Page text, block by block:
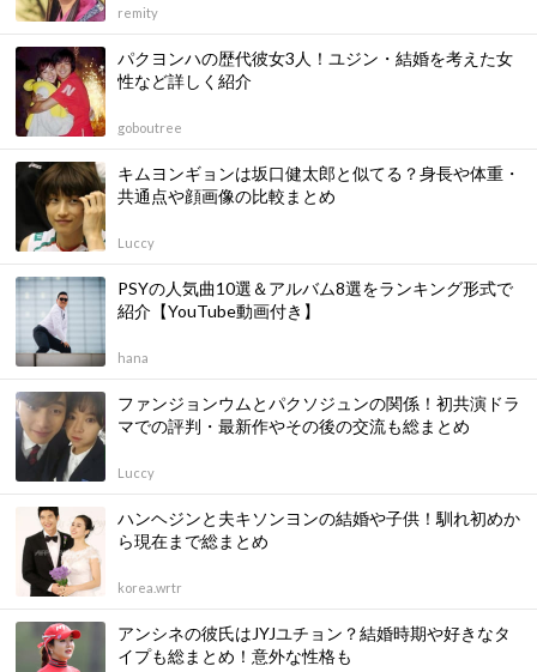
remity
パクヨンハの歴代彼女3人！ユジン・結婚を考えた女
性など詳しく紹介
goboutree
キムヨンギョンは坂口健太郎と似てる？身長や体重・
共通点や顔画像の比較まとめ
Luccy
PSYの人気曲10選＆アルバム8選をランキング形式で
紹介【YouTube動画付き】
hana
ファンジョンウムとパクソジュンの関係！初共演ドラ
マでの評判・最新作やその後の交流も総まとめ
Luccy
ハンヘジンと夫キソンヨンの結婚や子供！馴れ初めか
ら現在まで総まとめ
korea.wrtr
アンシネの彼氏はJYJユチョン？結婚時期や好きなタ
イプも総まとめ！意外な性格も